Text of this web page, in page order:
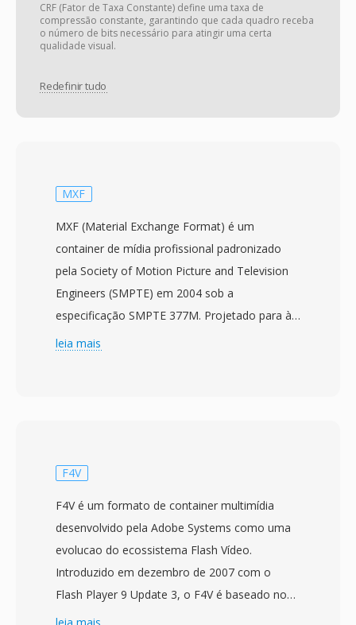
CRF (Fator de Taxa Constante) define uma taxa de
compressão constante, garantindo que cada quadro receba
o número de bits necessário para atingir uma certa
qualidade visual.
Redefinir tudo
MXF
MXF (Material Exchange Format) é um
container de mídia profissional padronizado
pela Society of Motion Picture and Television
Engineers (SMPTE) em 2004 sob a
especificação SMPTE 377M. Projetado para às
industrias de transmissão é pós-produção, o
profissionais incluindo MPEG-2, AVC-Intra,
qualidade, desde edição proxy até arquivo de
definidoras do MXF, carregando informações
leia mais
F4V
F4V é um formato de container multimídia
desenvolvido pela Adobe Systems como uma
evolucao do ecossistema Flash Vídeo.
Introduzido em dezembro de 2007 com o
Flash Player 9 Update 3, o F4V é baseado no
formato de mídia base ISO (MPEG-4 Part 14) é